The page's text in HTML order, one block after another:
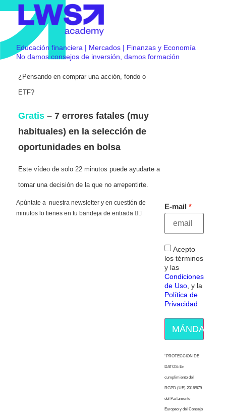
Educación financiera | Mercados | Finanzas y Economía
No damos consejos de inversión, damos formación
¿Pensando en comprar una acción, fondo o
ETF?
Gratis – 7 errores fatales (muy
habituales) en la selección de
oportunidades en bolsa
Este vídeo de solo 22 minutos puede ayudarte a
tomar una decisión de la que no arrepentirte.
Apúntate a nuestra newsletter y en cuestión de
minutos lo tienes en tu bandeja de entrada 👇🏻
E-mail
Acepto
los términos
y las
Condiciones
de Uso , y la
Política de
Privacidad
MÁNDAME
“PROTECCION DE
DATOS: En
cumplimiento del
RGPD (UE) 2016/679
del Parlamento
Europeo y del Consejo